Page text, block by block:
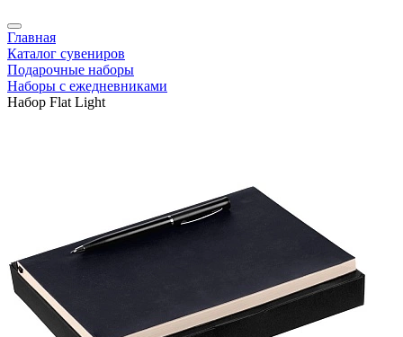
Главная
Каталог сувениров
Подарочные наборы
Наборы с ежедневниками
Набор Flat Light